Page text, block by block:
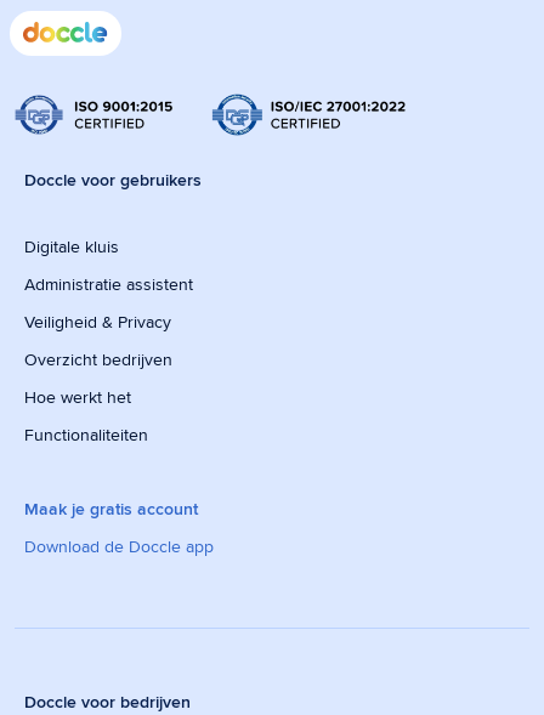
Doccle voor gebruikers
Digitale kluis
Administratie assistent
Veiligheid & Privacy
Overzicht bedrijven
Hoe werkt het
Functionaliteiten
Maak je gratis account
Download de Doccle app
Doccle voor bedrijven